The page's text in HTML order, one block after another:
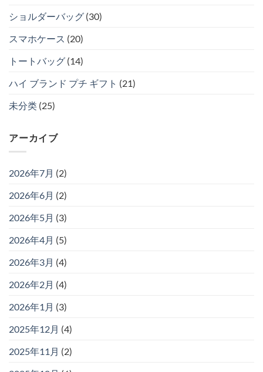
ショルダーバッグ (30)
スマホケース (20)
トートバッグ (14)
ハイ ブランド プチ ギフト (21)
未分类 (25)
アーカイブ
2026年7月 (2)
2026年6月 (2)
2026年5月 (3)
2026年4月 (5)
2026年3月 (4)
2026年2月 (4)
2026年1月 (3)
2025年12月 (4)
2025年11月 (2)